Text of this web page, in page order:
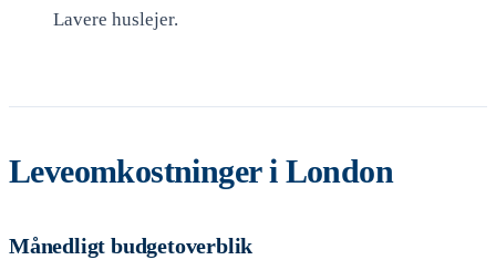
Lavere huslejer.
Leveomkostninger i London
Månedligt budgetoverblik